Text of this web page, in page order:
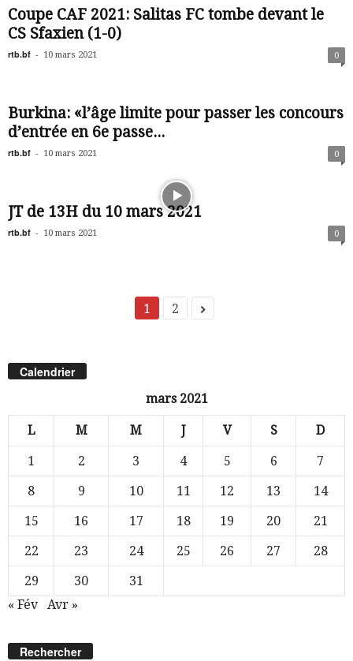
Coupe CAF 2021: Salitas FC tombe devant le
CS Sfaxien (1-0)
rtb.bf - 10 mars 2021 0
Burkina: «l’âge limite pour passer les concours
d’entrée en 6e passe...
rtb.bf - 10 mars 2021 0
JT de 13H du 10 mars 2021
rtb.bf - 10 mars 2021 0
1 2
Calendrier
mars 2021
L M M J V S D
1 2 3 4 5 6
7
8
9 10 11 12 13
14
15
16 17 18 19 20
21
22
23 24 25 26 27
28
29
30
31
« Fév
Avr »
Rechercher